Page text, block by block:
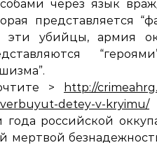
через язык
представляется
эти убийцы, армия
>
http://
detey-v-kryimu/
года российской
мертвой